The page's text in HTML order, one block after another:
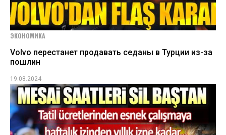
ЭКОНОМИКА
Volvo перестанет продавать седаны в Турции из-за
пошлин
19.08.2024